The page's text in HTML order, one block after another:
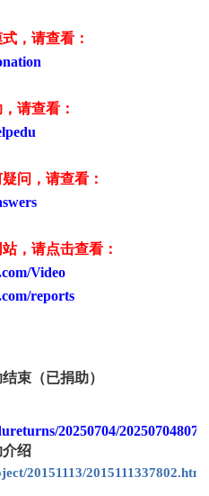
，请查看：
请查看：
问，请查看：
，请点击查看：
Video
reports
束（已捐助）
20250704/
绍
20151113/2015111337802.html